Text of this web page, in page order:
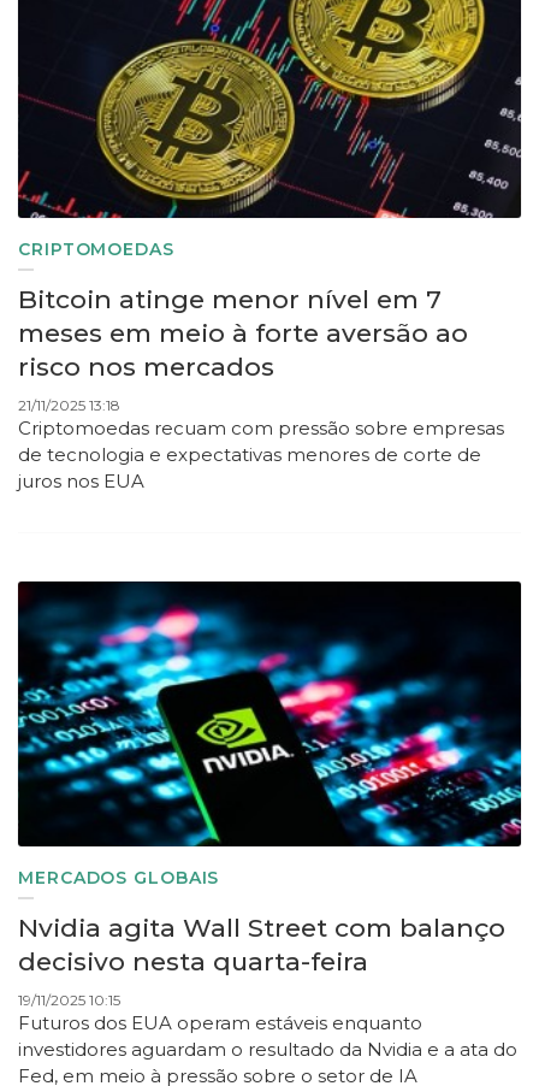
CRIPTOMOEDAS
Bitcoin atinge menor nível em 7
meses em meio à forte aversão ao
risco nos mercados
21/11/2025 13:18
Criptomoedas recuam com pressão sobre empresas
de tecnologia e expectativas menores de corte de
juros nos EUA
MERCADOS GLOBAIS
Nvidia agita Wall Street com balanço
decisivo nesta quarta-feira
19/11/2025 10:15
Futuros dos EUA operam estáveis enquanto
investidores aguardam o resultado da Nvidia e a ata do
Fed, em meio à pressão sobre o setor de IA